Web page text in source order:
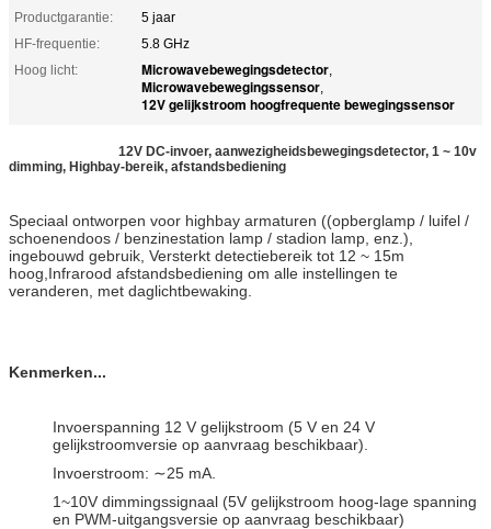
Productgarantie:
5 jaar
HF-frequentie:
5.8 GHz
Hoog licht:
Microwavebewegingsdetector,
Microwavebewegingssensor,
12V gelijkstroom hoogfrequente bewegingssensor
12V DC-invoer, aanwezigheidsbewegingsdetector, 1 ~ 10v
dimming, Highbay-bereik, afstandsbediening
Speciaal ontworpen voor highbay armaturen ((opberglamp / luifel /
schoenendoos / benzinestation lamp / stadion lamp, enz.),
ingebouwd gebruik, Versterkt detectiebereik tot 12 ~ 15m
hoog,Infrarood afstandsbediening om alle instellingen te
veranderen, met daglichtbewaking.
Kenmerken...
Invoerspanning 12 V gelijkstroom (5 V en 24 V
gelijkstroomversie op aanvraag beschikbaar).
Invoerstroom: ∼25 mA.
1~10V dimmingssignaal (5V gelijkstroom hoog-lage spanning
en PWM-uitgangsversie op aanvraag beschikbaar)